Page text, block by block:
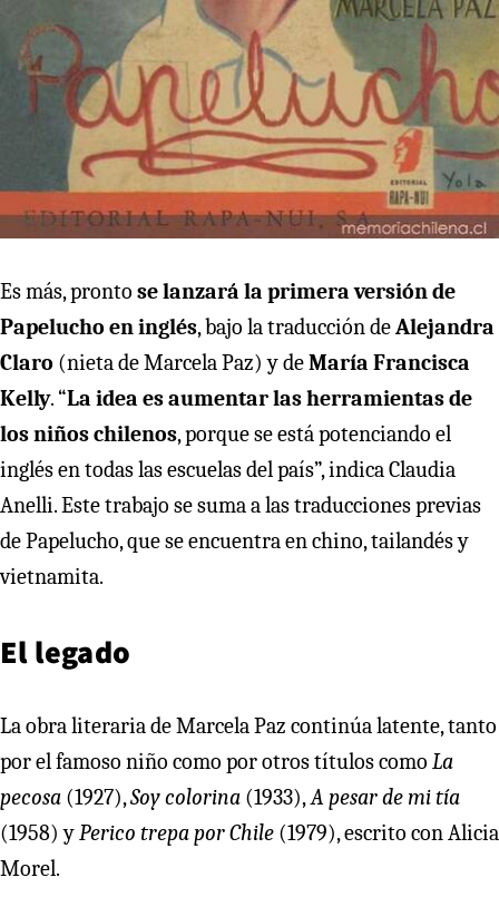
Es más, pronto se lanzará la primera versión de
Papelucho en inglés, bajo la traducción deAlejandra
Claro (nieta de Marcela Paz) y deMaría Francisca
Kelly. “La idea es aumentar las herramientas de
los niños chilenos, porque se está potenciando el
inglés en todas las escuelas del país”, indica Claudia
Anelli. Este trabajo se suma a las traducciones previas
de Papelucho, que se encuentra en chino, tailandés y
vietnamita.
El legado
La obra literaria de Marcela Paz continúa latente, tanto
por el famoso niño como por otros títulos como La
pecosa (1927),Soy colorina (1933),A pesar de mi tía
(1958) yPerico trepa por Chile (1979), escrito con Alicia
Morel.